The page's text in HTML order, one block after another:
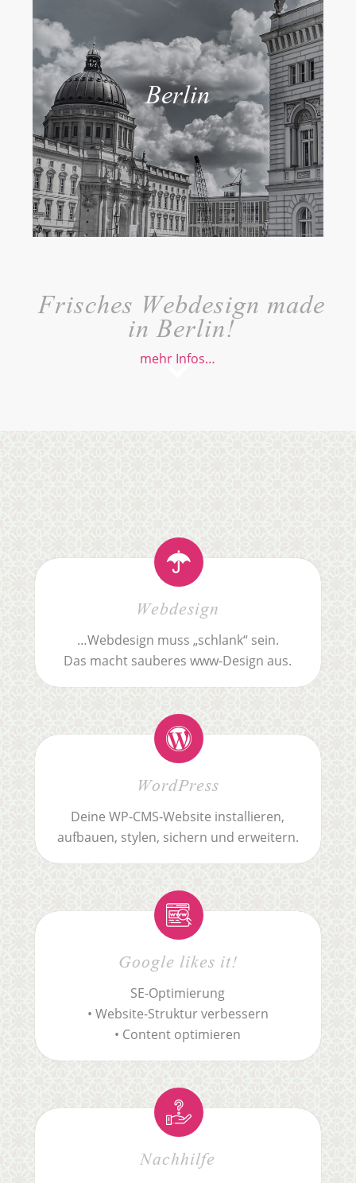
Berlin
Frisches Webdesign made
in Berlin!
mehr Infos…
Webdesign
…Webdesign muss „schlank“ sein.
Das macht sauberes www-Design aus.
WordPress
Deine WP-CMS-Website installieren,
aufbauen, stylen, sichern und erweitern.
Google likes it!
SE-Optimierung
• Website-Struktur verbessern
• Content optimieren
Nachhilfe